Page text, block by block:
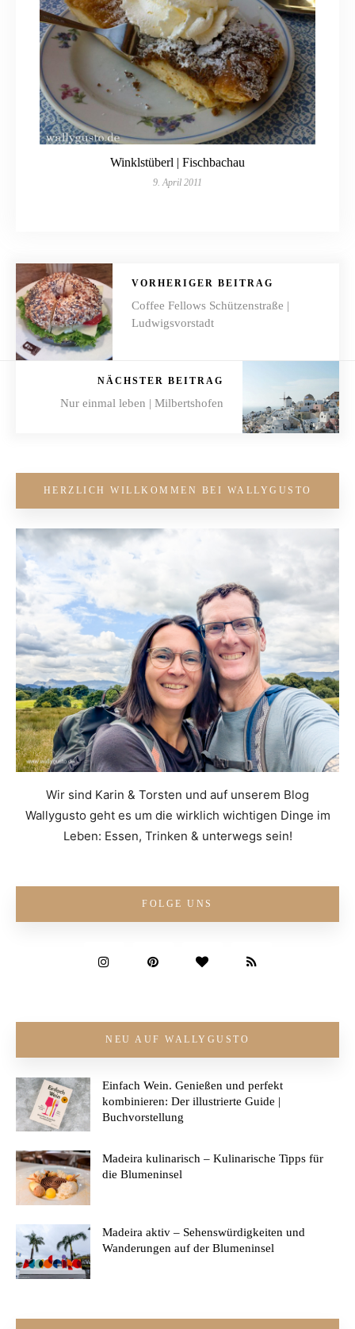
Winklstüberl | Fischbachau
9. April 2011
VORHERIGER BEITRAG
Coffee Fellows Schützenstraße |
Ludwigsvorstadt
NÄCHSTER BEITRAG
Nur einmal leben | Milbertshofen
HERZLICH WILLKOMMEN BEI WALLYGUSTO
Wir sind Karin & Torsten und auf unserem Blog
Wallygusto geht es um die wirklich wichtigen Dinge im
Leben: Essen, Trinken & unterwegs sein!
FOLGE UNS
NEU AUF WALLYGUSTO
Einfach Wein. Genießen und perfekt
kombinieren: Der illustrierte Guide |
Buchvorstellung
Madeira kulinarisch – Kulinarische Tipps für
die Blumeninsel
Madeira aktiv – Sehenswürdigkeiten und
Wanderungen auf der Blumeninsel